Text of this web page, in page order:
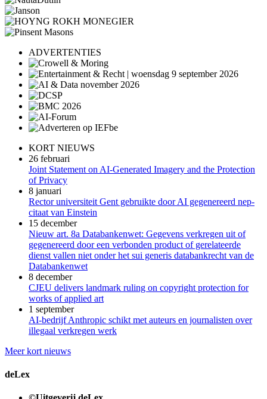
ADVERTENTIES
KORT NIEUWS
26 februari
Joint Statement on AI-Generated Imagery and the Protection
of Privacy
8 januari
Rector universiteit Gent gebruikte door AI gegenereerd nep-
citaat van Einstein
15 december
Nieuw art. 8a Databankenwet: Gegevens verkregen uit of
gegenereerd door een verbonden product of gerelateerde
dienst vallen niet onder het sui generis databankrecht van de
Databankenwet
8 december
CJEU delivers landmark ruling on copyright protection for
works of applied art
1 september
AI-bedrijf Anthropic schikt met auteurs en journalisten over
illegaal verkregen werk
Meer kort nieuws
deLex